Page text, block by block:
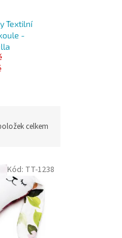
Textilní
-
celkem
Kód: TT-1238